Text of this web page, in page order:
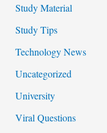
Study Material
Study Tips
Technology News
Uncategorized
University
Viral Questions